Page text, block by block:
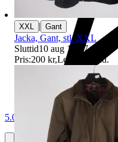
5.0
XXL | Gant
Jacka, Gant, stl. XXL
Sluttid10 aug 19:37.
Pris:200 kr,Ledande bud.